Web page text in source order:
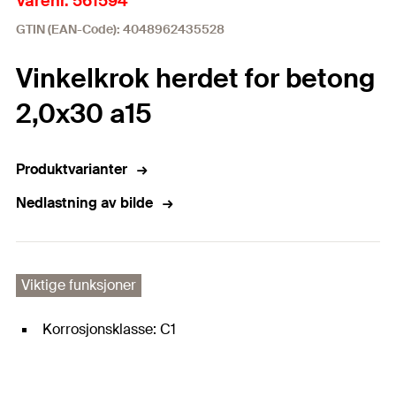
GTIN (EAN-Code): 4048962435528
Vinkelkrok herdet for betong
2,0x30 a15
Produktvarianter
Nedlastning av bilde
Viktige funksjoner
Korrosjonsklasse: C1